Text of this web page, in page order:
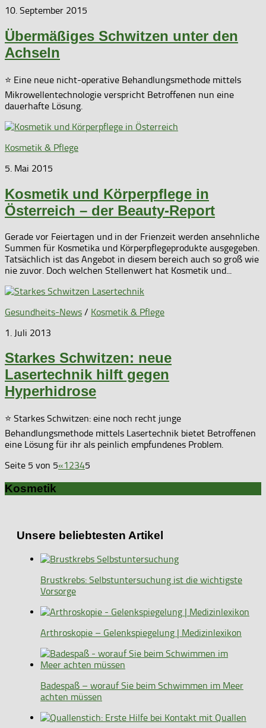
10. September 2015
Übermäßiges Schwitzen unter den
Achseln
⭐ Eine neue nicht-operative Behandlungsmethode mittels
Mikrowellentechnologie verspricht Betroffenen nun eine
dauerhafte Lösung.
Kosmetik & Pflege
5. Mai 2015
Kosmetik und Körperpflege in
Österreich – der Beauty-Report
Gerade vor Feiertagen und in der Frienzeit werden ansehnliche
Summen für Kosmetika und Körperpflegeprodukte ausgegeben.
Tatsächlich ist das Angebot in diesem bereich auch so groß wie
nie zuvor. Doch welchen Stellenwert hat Kosmetik und...
Gesundheits-News / Kosmetik & Pflege
1. Juli 2013
Starkes Schwitzen: neue
Lasertechnik hilft gegen
Hyperhidrose
⭐ Starkes Schwitzen: eine noch recht junge
Behandlungsmethode mittels Lasertechnik bietet Betroffenen
eine Lösung für ihr als peinlich empfundenes Problem.
Seite 5 von 5«12345
Kosmetik
Unsere beliebtesten Artikel
Brustkrebs: Selbstuntersuchung ist die wichtigste
Vorsorge
Arthroskopie – Gelenkspiegelung | Medizinlexikon
Badespaß – worauf Sie beim Schwimmen im Meer
achten müssen